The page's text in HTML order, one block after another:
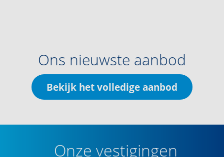
Ons nieuwste aanbod
Bekijk het volledige aanbod
Onze vestigingen